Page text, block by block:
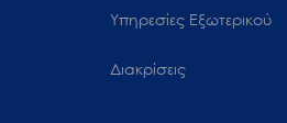
Υπηρεσίες Εξωτερικού
Διακρίσεις